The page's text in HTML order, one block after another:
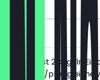
90 Tage
vor Ort
Du bestellst 2 Kugeln Eis
günstigere/preisgleiche